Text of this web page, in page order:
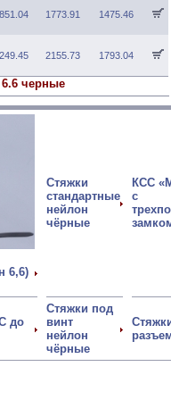
1773.91 1475.46
2155.73 1793.04
черные
6,6)
Стяжки
стандартные
нейлон
чёрные
КСС
с
до
Стяжки под
винт
нейлон
чёрные